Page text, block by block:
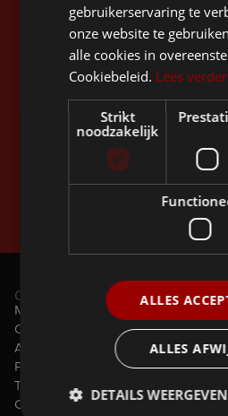
Door u te abonneren gaat u
Ontdek
Modellen
Configurator
Accessoires
Fietsvergoeding
Testrit boeken
Community
gebruikerservaring te
onze website te
alle cookies in
Cookiebeleid. Lees verder
Strikt
noodzakelijk
ALLES
ALLES
DETAILS WEERGEVEN